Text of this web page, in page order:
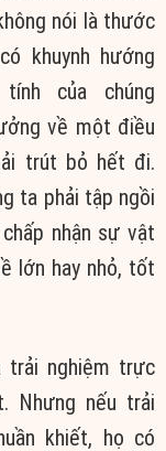
nói là thước
khuynh hướng
của chúng
về một điều
trút bỏ hết đi.
ta phải tập ngồi
nhận sự vật
lớn hay nhỏ, tốt
trải nghiệm trực
Nhưng nếu trải
khiết, họ có